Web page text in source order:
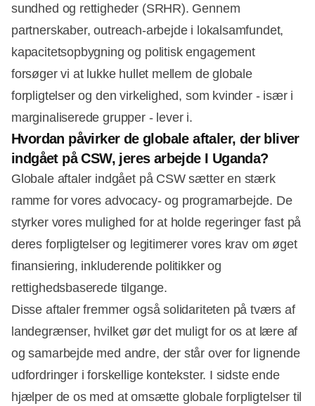
sundhed og rettigheder (SRHR). Gennem
partnerskaber, outreach-arbejde i lokalsamfundet,
kapacitetsopbygning og politisk engagement
forsøger vi at lukke hullet mellem de globale
forpligtelser og den virkelighed, som kvinder - især i
marginaliserede grupper - lever i.
Hvordan påvirker de globale aftaler, der bliver
indgået på CSW, jeres arbejde I Uganda?
Globale aftaler indgået på CSW sætter en stærk
ramme for vores advocacy- og programarbejde. De
styrker vores mulighed for at holde regeringer fast på
deres forpligtelser og legitimerer vores krav om øget
finansiering, inkluderende politikker og
rettighedsbaserede tilgange.
Disse aftaler fremmer også solidariteten på tværs af
landegrænser, hvilket gør det muligt for os at lære af
og samarbejde med andre, der står over for lignende
udfordringer i forskellige kontekster. I sidste ende
hjælper de os med at omsætte globale forpligtelser til